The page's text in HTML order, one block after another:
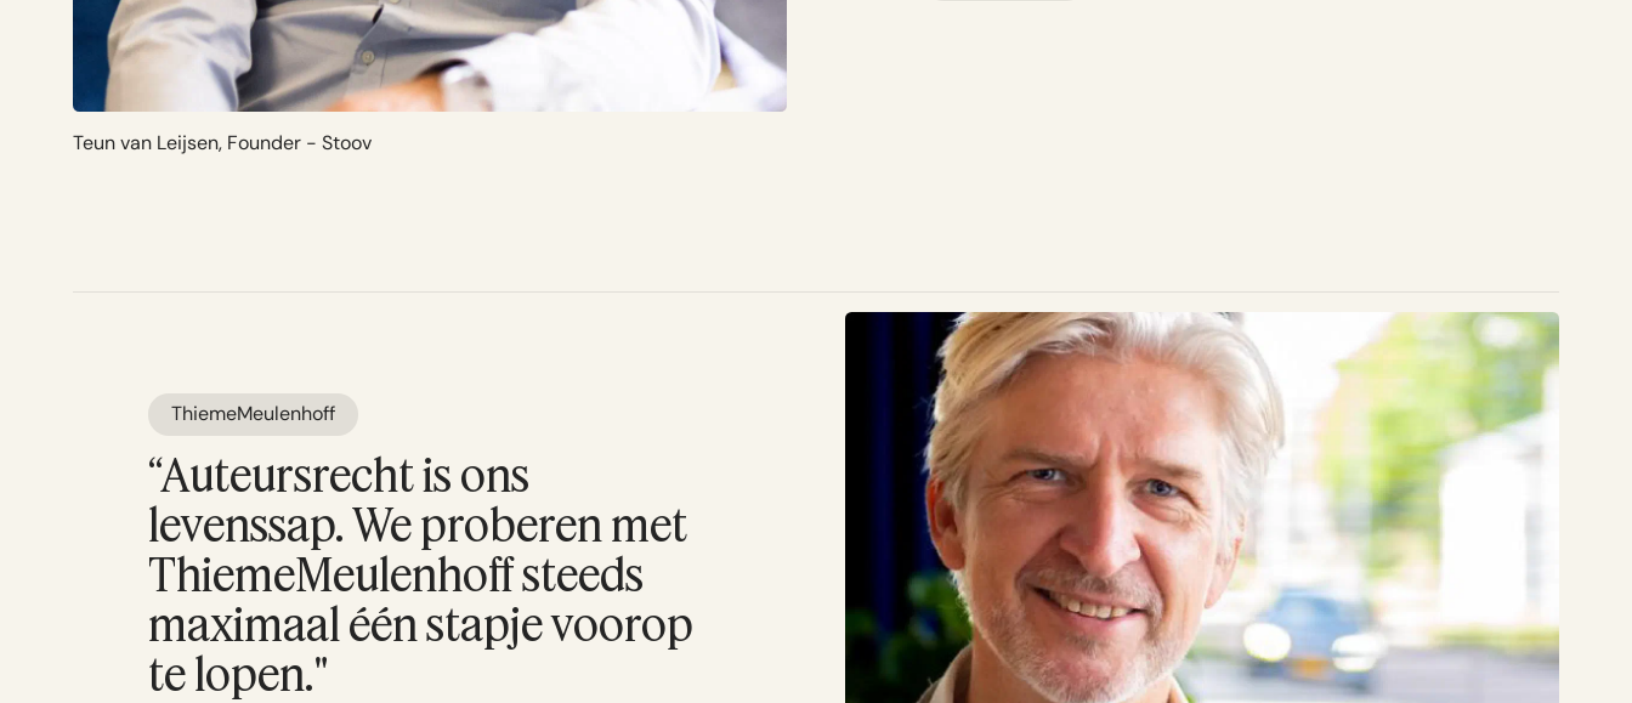
Teun van Leijsen, Founder - Stoov
ThiemeMeulenhoff
“Auteursrecht is ons
levenssap. We proberen met
ThiemeMeulenhoff steeds
maximaal één stapje voorop
te lopen."